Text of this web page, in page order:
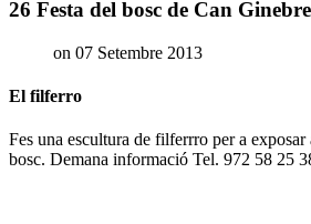
26 Festa del bosc de Can
on 07 Setembre 2013
El filferro
Fes una escultura de filferrro per a exposar
bosc. Demana informació Tel. 972 58 25